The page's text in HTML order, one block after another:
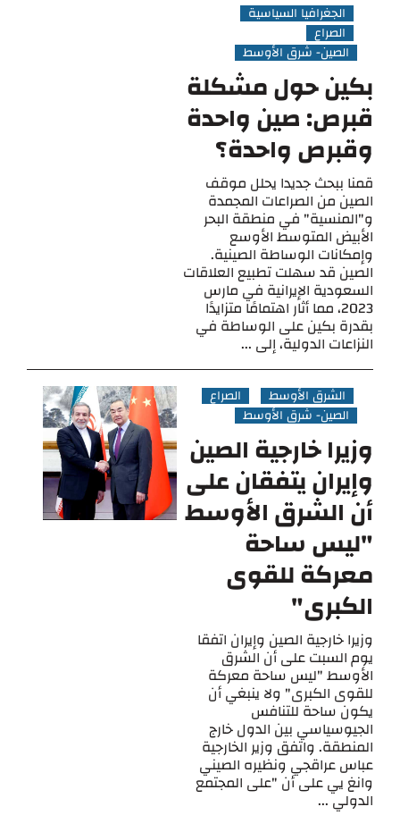
الجغرافيا السياسية
الصراع
الصين- شرق الأوسط
بكين حول مشكلة
قبرص: صين واحدة
وقبرص واحدة؟
قمنا ببحث جديدا يحلل موقف
الصين من الصراعات المجمدة
و"المنسية" في منطقة البحر
الأبيض المتوسط الأوسع
وإمكانات الوساطة الصينية.
الصين قد سهلت تطبيع العلاقات
السعودية الإيرانية في مارس
2023، مما أثار اهتمامًا متزايدًا
بقدرة بكين على الوساطة في
النزاعات الدولية، إلى ...
الشرق الأوسط
الصراع
الصين- شرق الأوسط
وزيرا خارجية الصين
وإيران يتفقان على
أن الشرق الأوسط
"ليس ساحة
معركة للقوى
الكبرى"
وزيرا خارجية الصين وإيران اتفقا
يوم السبت على أن الشرق
الأوسط "ليس ساحة معركة
للقوى الكبرى" ولا ينبغي أن
يكون ساحة للتنافس
الجيوسياسي بين الدول خارج
المنطقة. واتفق وزير الخارجية
عباس عراقجي ونظيره الصيني
وانغ يي على أن "على المجتمع
الدولي ...